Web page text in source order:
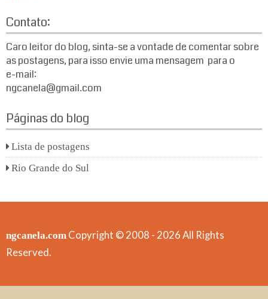
Contato:
Caro leitor do blog, sinta-se a vontade de comentar sobre
as postagens, para isso envie uma mensagem para o
e-mail:
ngcanela@gmail.com
Páginas do blog
Lista de postagens
Rio Grande do Sul
ngcanela.com Copyright © 2008 - 2026 All Rights
Reserved.